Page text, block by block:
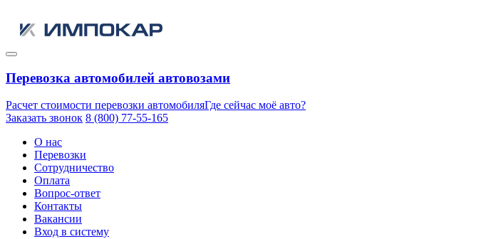
Перевозка автомобилей автовозами
Расчет стоимости перевозки автомобиляГде сейчас моё авто?
Заказать звонок 8 (800) 77-55-165
О нас
Перевозки
Сотрудничество
Оплата
Вопрос-ответ
Контакты
Вакансии
Вход в систему